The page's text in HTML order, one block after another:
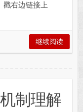
戳右边链接上
继续阅读
制理解